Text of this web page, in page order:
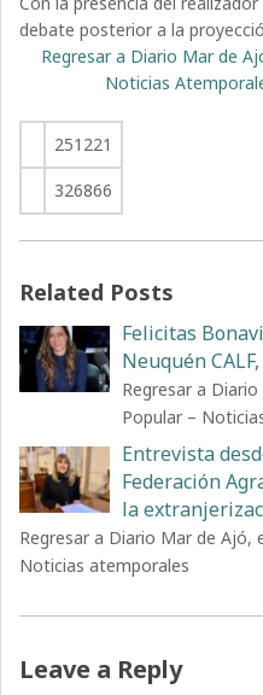
debate posterior a la
Regresar a Diario Mar de
Noticias
251221
326866
Related Posts
Felicitas
Neuquén
Regresar a
Popular –
Entrevista
Federación
la
Regresar a Diario Mar de Ajó,
Noticias atemporales
Leave a Reply